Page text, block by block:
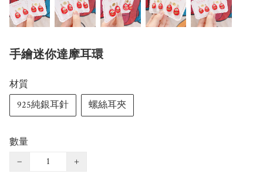
手繪迷你達摩耳環
材質
925純銀耳針
螺絲耳夾
數量
−
+